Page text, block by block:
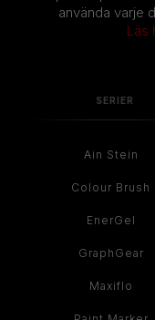
använda varje
Läs
SERIER
Ain Stein
Colour Brush
EnerGel
GraphGear
Maxiflo